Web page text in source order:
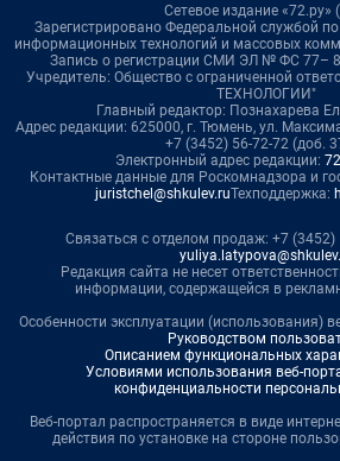
Сетевое издание «72.ру»
Зарегистрировано Федеральной службой
информационных технологий и массовых
Запись о регистрации СМИ ЭЛ № ФС 77–
Учредитель: Общество с ограниченной
ТЕХНОЛОГИИ"
Главный редактор: Познахарева
Адрес редакции: 625000, г. Тюмень, ул.
+7 (3452) 56-72-72 (доб.
Электронный адрес редакции:
Контактные данные для Роскомнадзора и
juristchel@shkulev.ruТехподдержка:
Связаться с отделом продаж: +7 (3452)
Редакция сайта не несет
информации, содержащейся в
Особенности эксплуатации (использования)
Руководством
Описанием функциональных
Условиями использования веб-
конфиденциальности
Веб-портал распространяется в виде
действия по установке на стороне